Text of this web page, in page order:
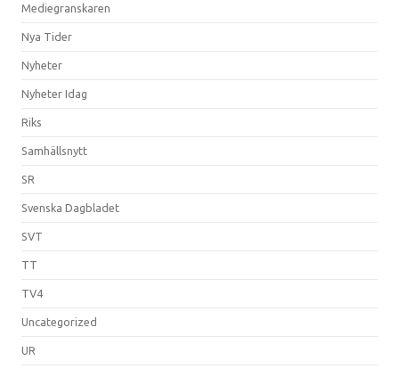
Mediegranskaren
Nya Tider
Nyheter
Nyheter Idag
Riks
Samhällsnytt
SR
Svenska Dagbladet
SVT
TT
TV4
Uncategorized
UR